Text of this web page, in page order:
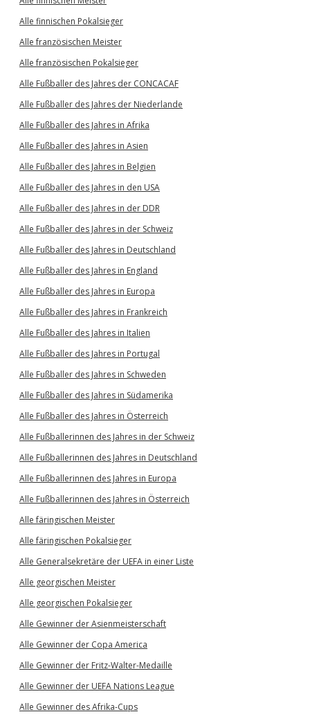
Alle finnischen Pokalsieger
Alle französischen Meister
Alle französischen Pokalsieger
Alle Fußballer des Jahres der CONCACAF
Alle Fußballer des Jahres der Niederlande
Alle Fußballer des Jahres in Afrika
Alle Fußballer des Jahres in Asien
Alle Fußballer des Jahres in Belgien
Alle Fußballer des Jahres in den USA
Alle Fußballer des Jahres in der DDR
Alle Fußballer des Jahres in der Schweiz
Alle Fußballer des Jahres in Deutschland
Alle Fußballer des Jahres in England
Alle Fußballer des Jahres in Europa
Alle Fußballer des Jahres in Frankreich
Alle Fußballer des Jahres in Italien
Alle Fußballer des Jahres in Portugal
Alle Fußballer des Jahres in Schweden
Alle Fußballer des Jahres in Südamerika
Alle Fußballer des Jahres in Österreich
Alle Fußballerinnen des Jahres in der Schweiz
Alle Fußballerinnen des Jahres in Deutschland
Alle Fußballerinnen des Jahres in Europa
Alle Fußballerinnen des Jahres in Österreich
Alle färingischen Meister
Alle färingischen Pokalsieger
Alle Generalsekretäre der UEFA in einer Liste
Alle georgischen Meister
Alle georgischen Pokalsieger
Alle Gewinner der Asienmeisterschaft
Alle Gewinner der Copa America
Alle Gewinner der Fritz-Walter-Medaille
Alle Gewinner der UEFA Nations League
Alle Gewinner des Afrika-Cups